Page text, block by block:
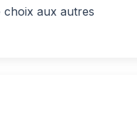
aux autres